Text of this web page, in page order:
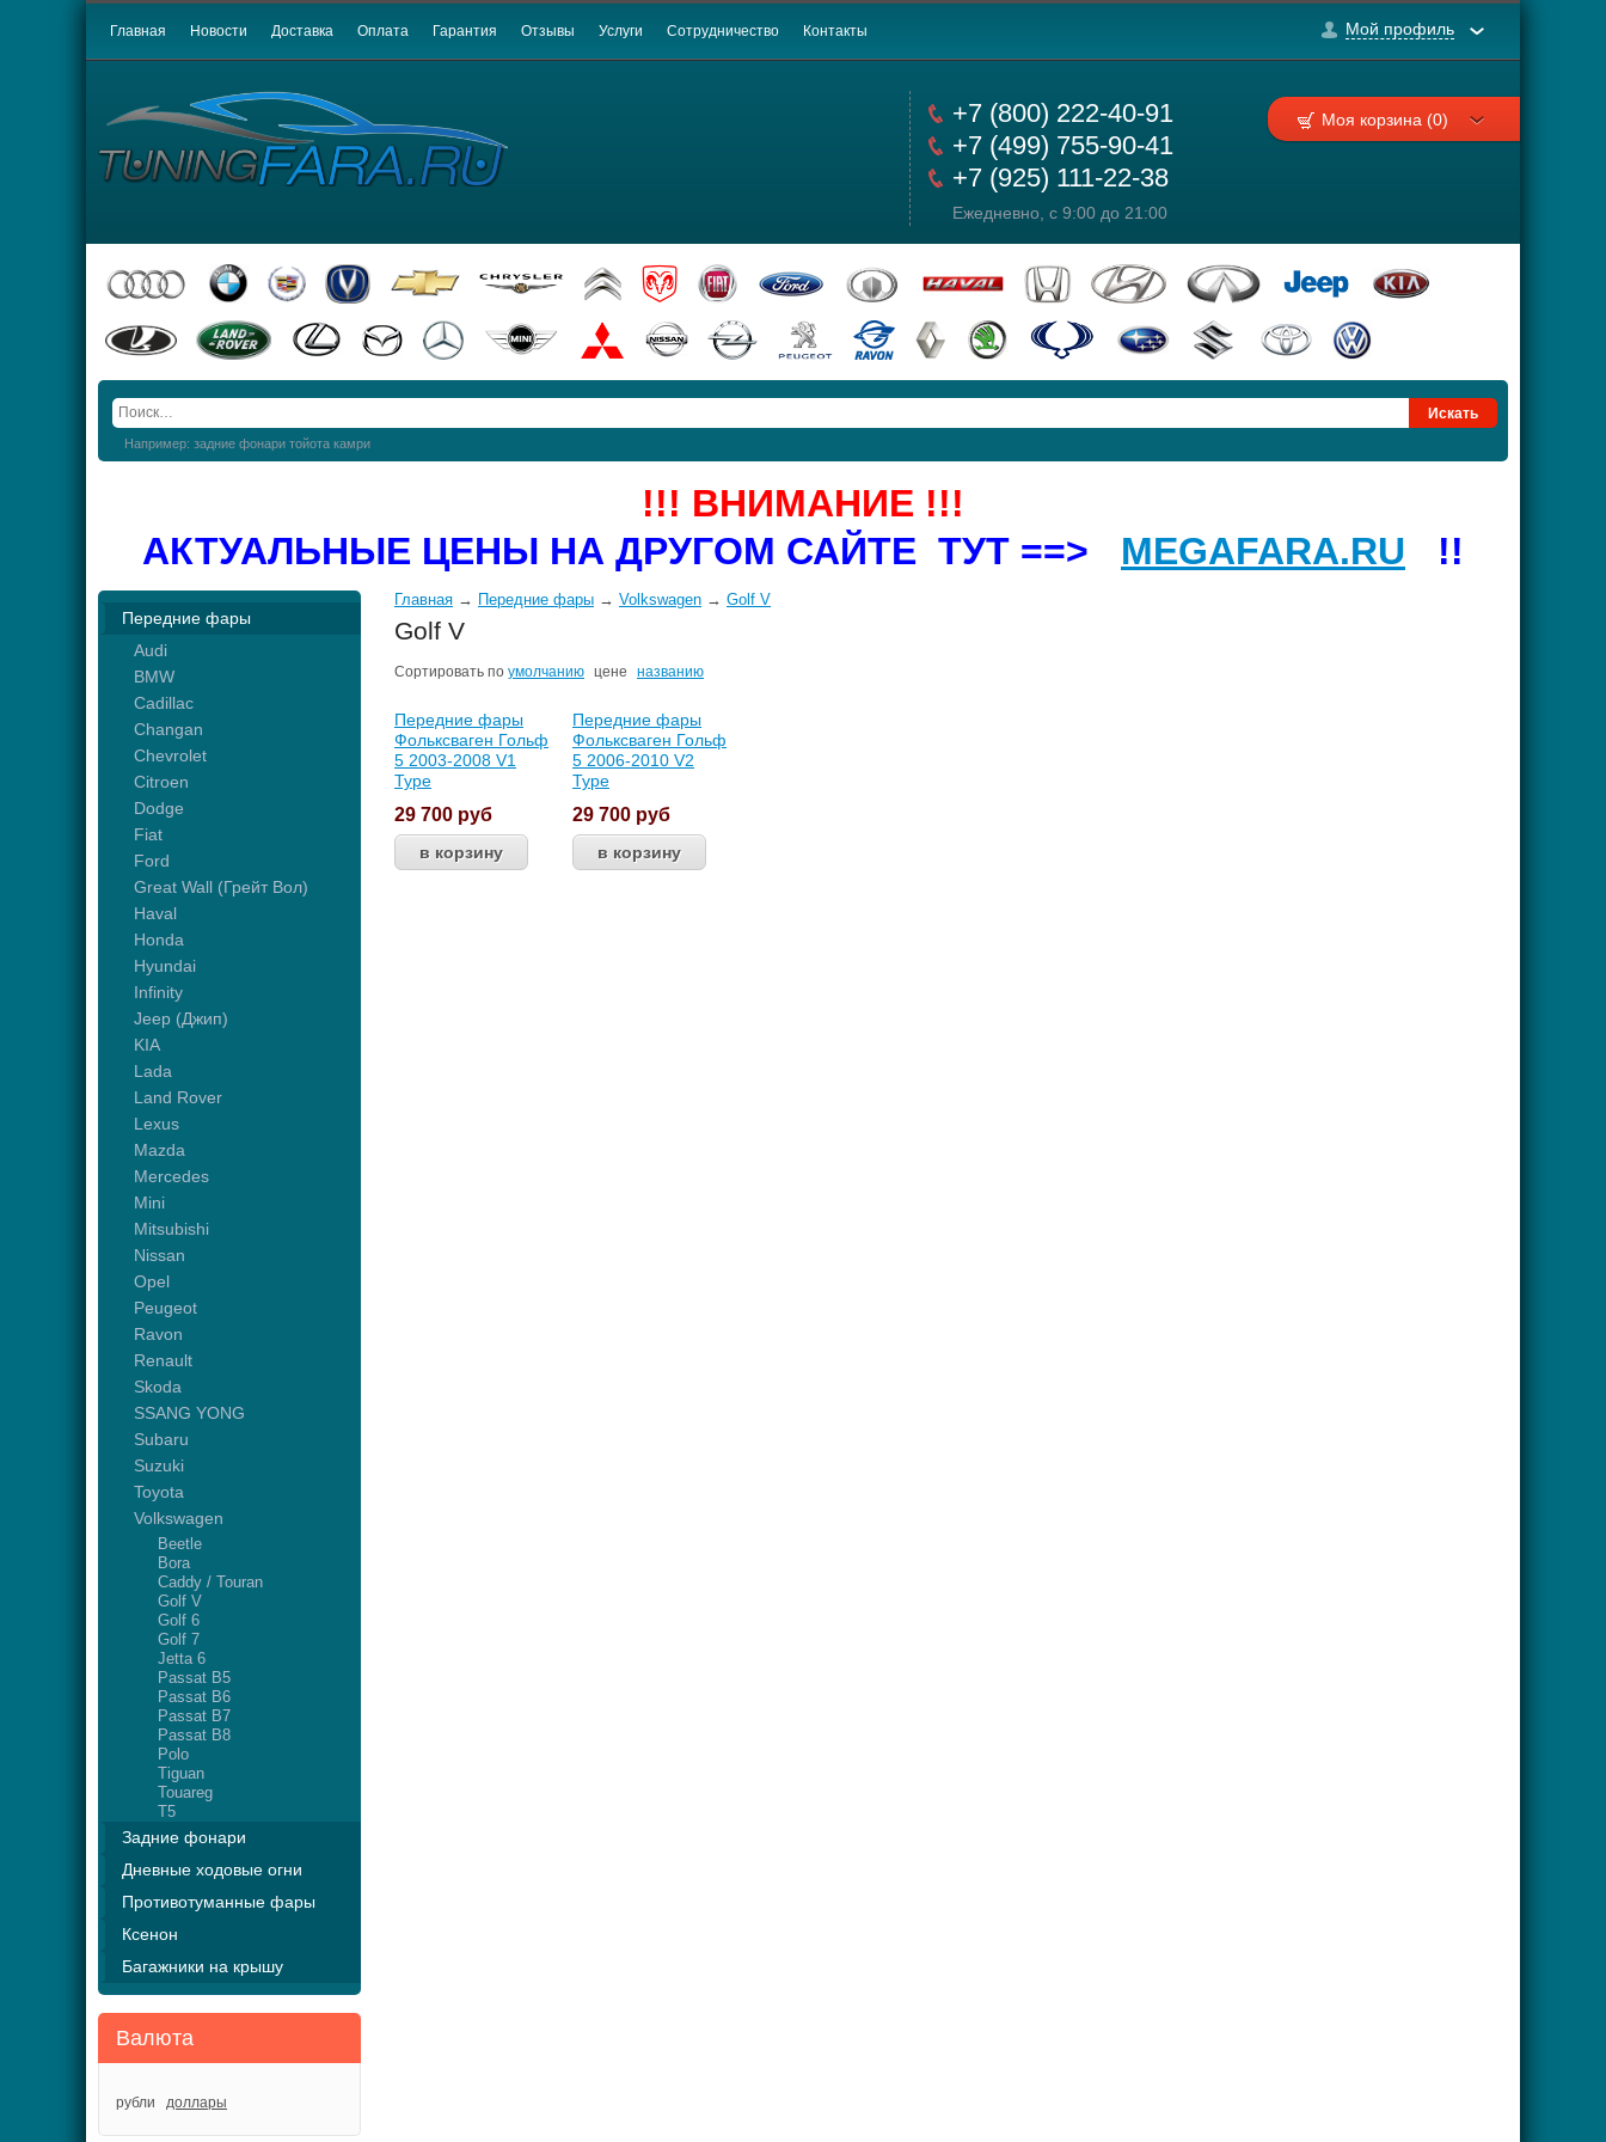
Главная Новости Доставка Оплата Гарантия Отзывы Услуги Сотрудничество Контакты Мой профиль
+7 (800) 222-40-91
+7 (499) 755-90-41
+7 (925) 111-22-38
Ежедневно, с 9:00 до 21:00
Моя корзина (0)
Например: задние фонари тойота камри
!!! ВНИМАНИЕ !!!
АКТУАЛЬНЫЕ ЦЕНЫ НА ДРУГОМ САЙТЕ ТУТ ==> MEGAFARA.RU !!
Передние фары
Audi
BMW
Cadillac
Changan
Chevrolet
Citroen
Dodge
Fiat
Ford
Great Wall (Грейт Вол)
Haval
Honda
Hyundai
Infinity
Jeep (Джип)
KIA
Lada
Land Rover
Lexus
Mazda
Mercedes
Mini
Mitsubishi
Nissan
Opel
Peugeot
Ravon
Renault
Skoda
SSANG YONG
Subaru
Suzuki
Toyota
Volkswagen
Beetle
Bora
Caddy / Touran
Golf V
Golf 6
Golf 7
Jetta 6
Passat B5
Passat B6
Passat B7
Passat B8
Polo
Tiguan
Touareg
T5
Задние фонари
Дневные ходовые огни
Противотуманные фары
Ксенон
Багажники на крышу
Валюта
рубли доллары
Главная → Передние фары → Volkswagen → Golf V
Golf V
Сортировать по умолчанию цене названию
Передние фары
Фольксваген Гольф
5 2003-2008 V1
Type
29 700 руб
Передние фары
Фольксваген Гольф
5 2006-2010 V2
Type
29 700 руб